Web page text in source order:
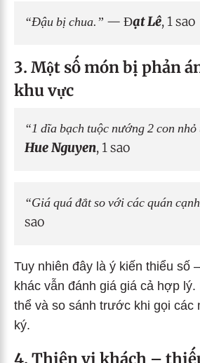
“Đậu bị chua.” — Đạt Lê, 1 sao
3. Một số món bị phản
khu vực
“1 dĩa bạch tuộc nướng 2 con
Hue Nguyen, 1 sao
“Giá quá đắt so với các quán
sao
Tuy nhiên đây là ý kiến thiểu số
khác vẫn đánh giá giá cả hợp lý.
thể và so sánh trước khi gọi các
ký.
4. Thiên vị khách –